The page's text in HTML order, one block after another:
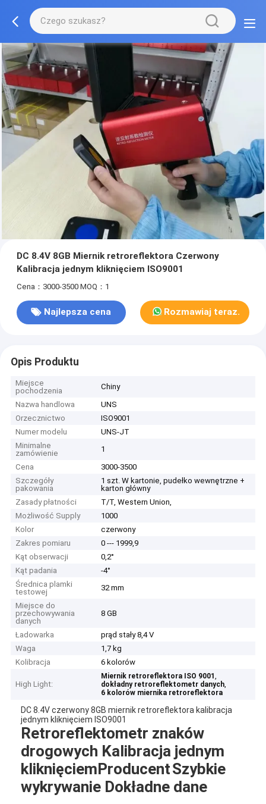
DC 8.4V 8GB Miernik retroreflektora Czerwony
Kalibracja jednym kliknięciem ISO9001
Cena：3000-3500 MOQ：1
Najlepsza cena Rozmawiaj teraz.
Opis Produktu
Miejsce
pochodzenia
Chiny
Nazwa handlowa
UNS
Orzecznictwo
ISO9001
Numer modelu
UNS-JT
Minimalne
zamówienie
1
Cena
3000-3500
Szczegóły
pakowania
1 szt. W kartonie, pudełko wewnętrzne +
karton główny
Zasady płatności
T/T, Western Union,
Możliwość Supply
1000
Kolor
czerwony
Zakres pomiaru
0 --- 1999,9
Kąt obserwacji
0,2°
Kąt padania
-4°
Średnica plamki
testowej
32 mm
Miejsce do
przechowywania
danych
8 GB
Ładowarka
prąd stały 8,4 V
Waga
1,7 kg
Kolibracja
6 kolorów
High Light:
Miernik retroreflektora ISO 9001,
dokładny retroreflektometr danych,
6 kolorów miernika retroreflektora
DC 8.4V czerwony 8GB miernik retroreflektora kalibracja
jednym kliknięciem ISO9001
Retroreflektometr znaków
drogowych Kalibracja jednym
kliknięciemProducentSzybkie
wykrywanie Dokładne dane